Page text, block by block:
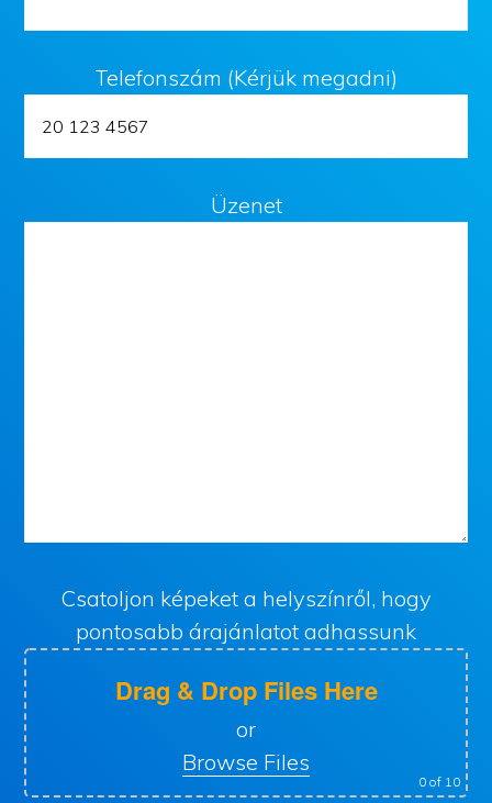
Telefonszám (Kérjük megadni)
Üzenet
Csatoljon képeket a helyszínről, hogy
pontosabb árajánlatot adhassunk
Drag & Drop Files Here
or
Browse Files
0of 10